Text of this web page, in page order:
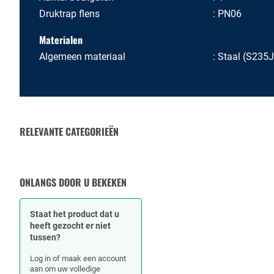
Druktrap flens
PN06
Materialen
Algemeen materiaal Staal
RELEVANTE CATEGORIEËN
ONLANGS DOOR U BEKEKEN
Staat het product dat u
heeft gezocht er niet
tussen?
Log in of maak een account
aan om uw volledige